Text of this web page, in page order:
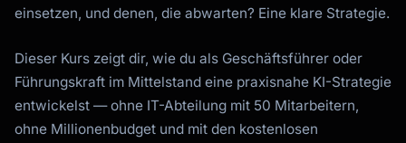
einsetzen, und denen, die abwarten? Eine klare Strategie.
Dieser Kurs zeigt dir, wie du als Geschäftsführer oder
Führungskraft im Mittelstand eine praxisnahe KI-Strategie
entwickelst — ohne IT-Abteilung mit 50 Mitarbeitern,
ohne Millionenbudget und mit den kostenlosen